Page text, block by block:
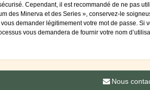
Cependant, il est recommandé de ne pas
des Minerva et des Series », conservez-le
demander légitimement votre mot de passe.
vous demandera de fournir votre nom
Nous